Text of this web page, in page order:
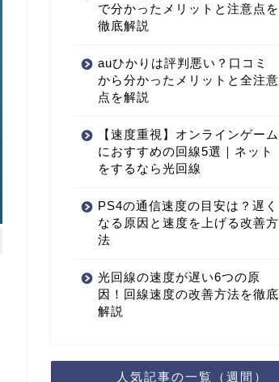
で分かったメリットと注意点を
徹底解説
auひかりは評判悪い？口コミ
から分かったメリットと全注意
点を解説
【速度重視】オンラインゲーム
におすすめの回線5選｜ネット
をするなら光回線
PS4の通信速度の目安は？遅く
なる原因と速度を上げる改善方
法
光回線の速度が遅い6つの原
因！回線速度の改善方法を徹底
解説
人気記事の一覧（週間）